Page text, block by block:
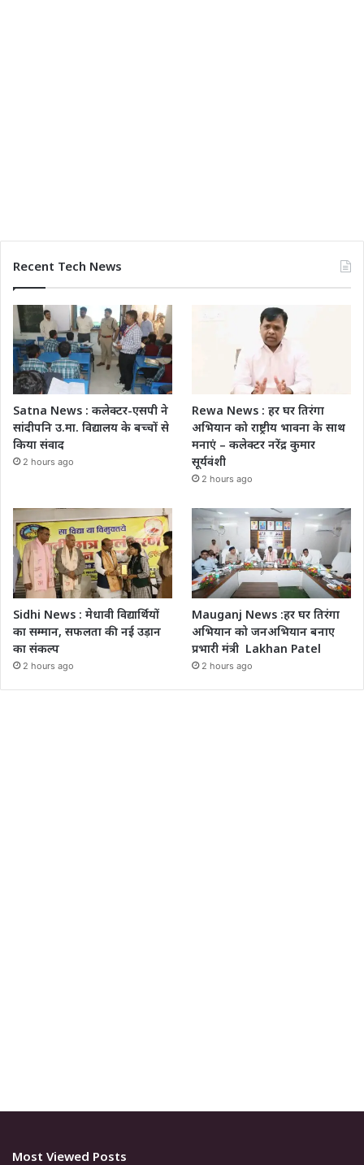
Recent Tech News
Satna News : कलेक्टर-एसपी ने
सांदीपनि उ.मा. विद्यालय के बच्चों से
किया संवाद
2 hours ago
Rewa News : हर घर तिरंगा
अभियान को राष्ट्रीय भावना के साथ
मनाएं – कलेक्टर नरेंद्र कुमार
सूर्यवंशी
2 hours ago
Sidhi News : मेधावी विद्यार्थियों
का सम्मान, सफलता की नई उड़ान
का संकल्प
2 hours ago
Mauganj News :हर घर तिरंगा
अभियान को जनअभियान बनाए
प्रभारी मंत्री Lakhan Patel
2 hours ago
Most Viewed Posts